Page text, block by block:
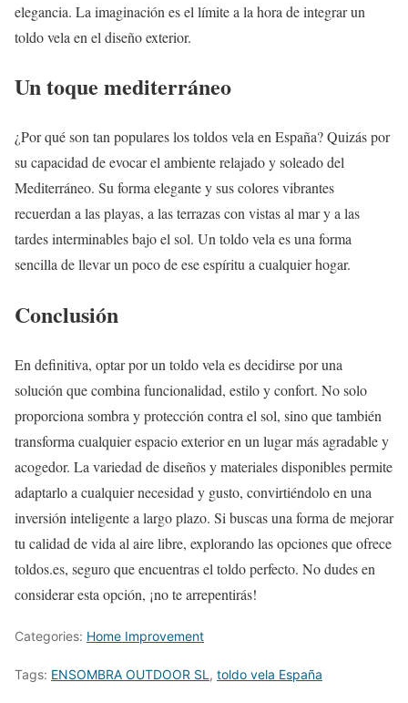
elegancia. La imaginación es el límite a la hora de integrar un
toldo vela en el diseño exterior.
Un toque mediterráneo
¿Por qué son tan populares los toldos vela en España? Quizás por
su capacidad de evocar el ambiente relajado y soleado del
Mediterráneo. Su forma elegante y sus colores vibrantes
recuerdan a las playas, a las terrazas con vistas al mar y a las
tardes interminables bajo el sol. Un toldo vela es una forma
sencilla de llevar un poco de ese espíritu a cualquier hogar.
Conclusión
En definitiva, optar por un toldo vela es decidirse por una
solución que combina funcionalidad, estilo y confort. No solo
proporciona sombra y protección contra el sol, sino que también
transforma cualquier espacio exterior en un lugar más agradable y
acogedor. La variedad de diseños y materiales disponibles permite
adaptarlo a cualquier necesidad y gusto, convirtiéndolo en una
inversión inteligente a largo plazo. Si buscas una forma de mejorar
tu calidad de vida al aire libre, explorando las opciones que ofrece
toldos.es, seguro que encuentras el toldo perfecto. No dudes en
considerar esta opción, ¡no te arrepentirás!
Categories: Home Improvement
Tags: ENSOMBRA OUTDOOR SL , toldo vela España